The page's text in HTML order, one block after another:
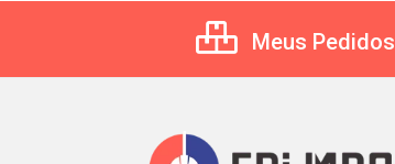
Meus Pedidos